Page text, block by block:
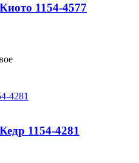
1154-4577
4281
1154-4281